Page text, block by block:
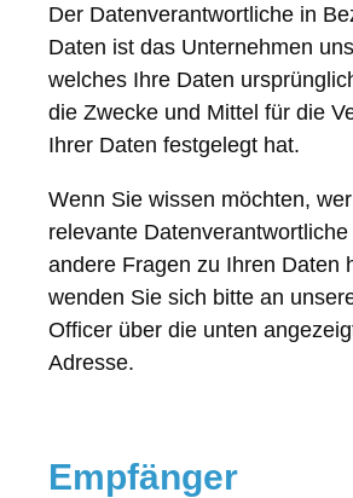
Der Datenverantwortliche in
Daten ist das Unternehmen
welches Ihre Daten
die Zwecke und Mittel für die
Ihrer Daten festgelegt hat.
Wenn Sie wissen möchten,
relevante
andere Fragen zu Ihren Daten
wenden Sie sich bitte an
Officer über die unten
Adresse.
Empfänger